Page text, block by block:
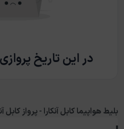
در این تاریخ
بلیط هواپیما کابل آنکارا - پرواز کابل